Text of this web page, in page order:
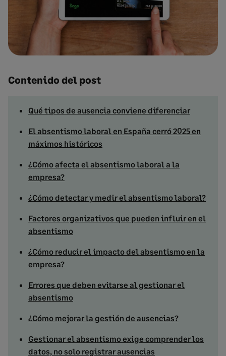
Contenido del post
Qué tipos de ausencia conviene diferenciar
El absentismo laboral en España cerró 2025 en
máximos históricos
¿Cómo afecta el absentismo laboral a la
empresa?
¿Cómo detectar y medir el absentismo laboral?
Factores organizativos que pueden influir en el
absentismo
¿Cómo reducir el impacto del absentismo en la
empresa?
Errores que deben evitarse al gestionar el
absentismo
¿Cómo mejorar la gestión de ausencias?
Gestionar el absentismo exige comprender los
datos, no solo registrar ausencias